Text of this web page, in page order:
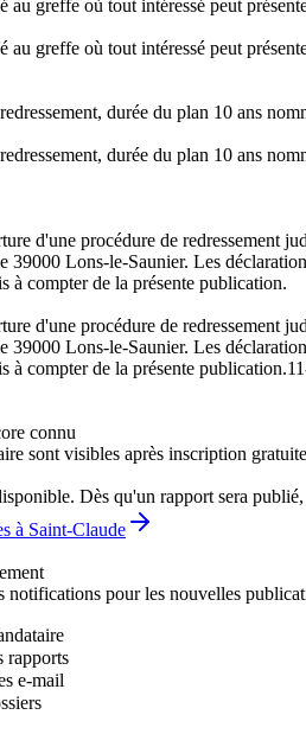
au greffe où tout intéressé peut
au greffe où tout intéressé peut
durée du plan 10 ans
durée du plan 10 ans
d'une procédure de redressement
39000 Lons-le-Saunier. Les
à compter de la présente publication.
d'une procédure de redressement
39000 Lons-le-Saunier. Les
à compter de la présente publication.
connu
sont visibles après inscription gratuite
Dès qu'un rapport sera
à Saint-Claude
notifications pour les nouvelles
rapports
e-mail